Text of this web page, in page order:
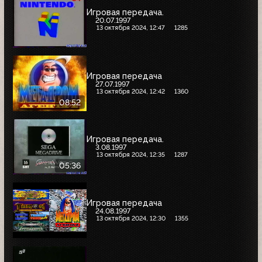
Игровая передача.
20.07.1997
13 октября 2024, 12:47 1285
08:52
Игровая передача
27.07.1997
13 октября 2024, 12:42 1360
05:36
Игровая передача.
3.08.1997
13 октября 2024, 12:35 1287
Игровая передача
24.08.1997
13 октября 2024, 12:30 1355